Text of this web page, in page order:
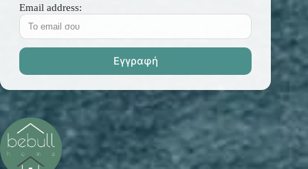
Email address: